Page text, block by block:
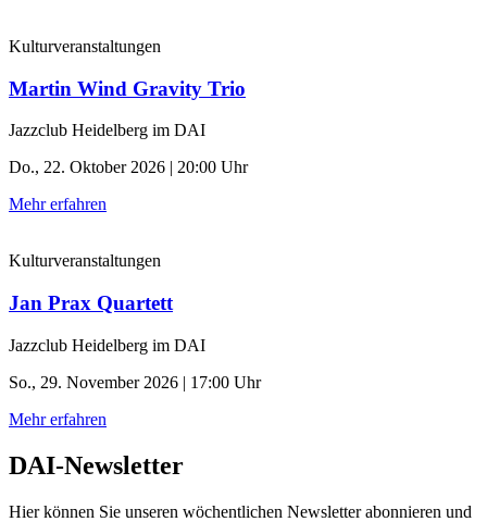
Kulturveranstaltungen
Martin Wind Gravity Trio
Jazzclub Heidelberg im DAI
Do., 22. Oktober 2026 | 20:00 Uhr
Mehr erfahren
Kulturveranstaltungen
Jan Prax Quartett
Jazzclub Heidelberg im DAI
So., 29. November 2026 | 17:00 Uhr
Mehr erfahren
DAI-Newsletter
Hier können Sie unseren wöchentlichen Newsletter abonnieren und